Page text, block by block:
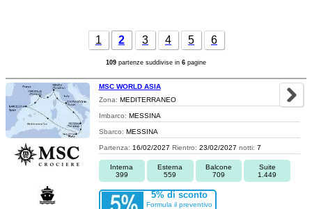
1 2 3 4 5 6
109 partenze suddivise in 6 pagine
MSC WORLD ASIA
Zona: MEDITERRANEO
Imbarco: MESSINA
Sbarco: MESSINA
Partenza: 16/02/2027 Rientro: 23/02/2027 notti: 7
Interna
399
Esterna
559
Balcone
709
Suite
1.449
5% di sconto
Formula il preventivo